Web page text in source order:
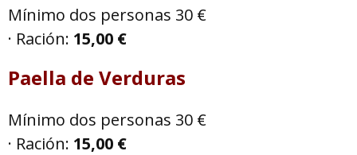
Mínimo dos personas 30 €
· Ración: 15,00 €
Paella de Verduras
Mínimo dos personas 30 €
· Ración: 15,00 €